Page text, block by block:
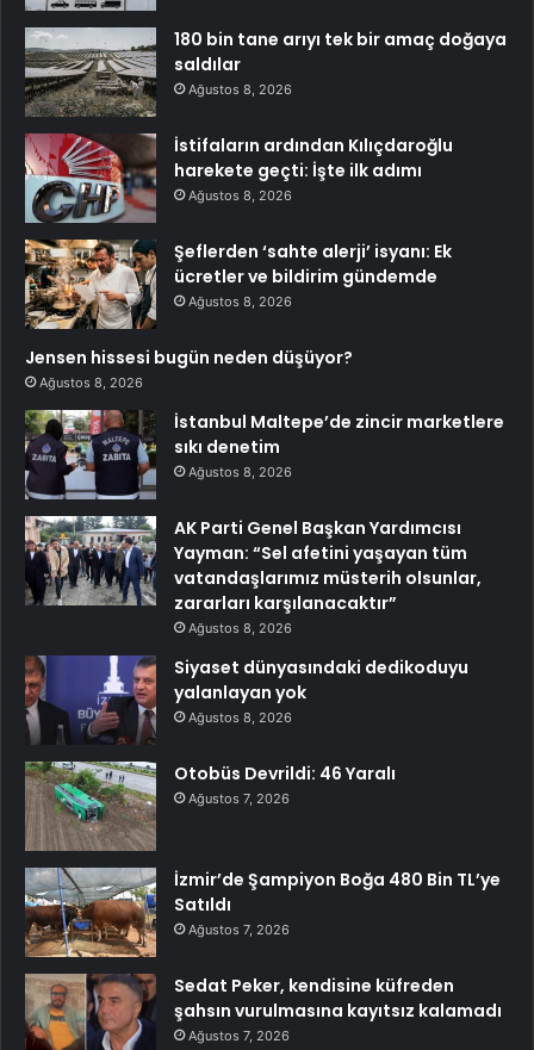
180 bin tane arıyı tek bir amaç doğaya
saldılar
Ağustos 8, 2026
İstifaların ardından Kılıçdaroğlu
harekete geçti: İşte ilk adımı
Ağustos 8, 2026
Şeflerden ‘sahte alerji’ isyanı: Ek
ücretler ve bildirim gündemde
Ağustos 8, 2026
Jensen hissesi bugün neden düşüyor?
Ağustos 8, 2026
İstanbul Maltepe’de zincir marketlere
sıkı denetim
Ağustos 8, 2026
AK Parti Genel Başkan Yardımcısı
Yayman: “Sel afetini yaşayan tüm
vatandaşlarımız müsterih olsunlar,
zararları karşılanacaktır”
Ağustos 8, 2026
Siyaset dünyasındaki dedikoduyu
yalanlayan yok
Ağustos 8, 2026
Otobüs Devrildi: 46 Yaralı
Ağustos 7, 2026
İzmir’de Şampiyon Boğa 480 Bin TL’ye
Satıldı
Ağustos 7, 2026
Sedat Peker, kendisine küfreden
şahsın vurulmasına kayıtsız kalamadı
Ağustos 7, 2026